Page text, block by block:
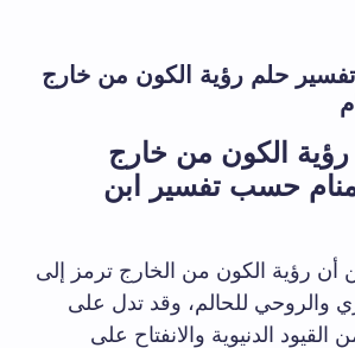
حلم رؤية الكون من خارج
الكون من خارج
حسب تفسير ابن
أن رؤية الكون من الخارج ترمز إلى
والروحي للحالم، وقد تدل على
الدنيوية والانفتاح على